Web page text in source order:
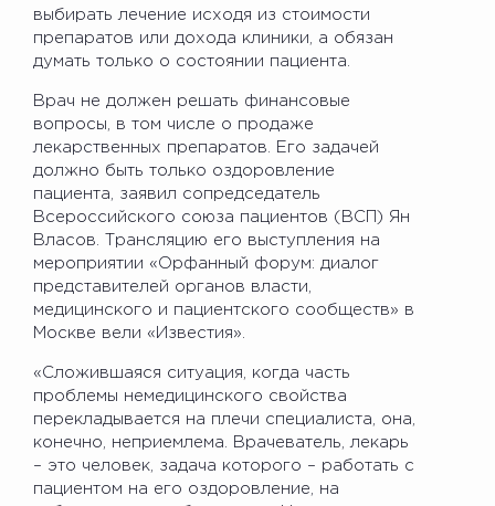
выбирать лечение исходя из стоимости
препаратов или дохода клиники, а обязан
думать только о состоянии пациента.
Врач не должен решать финансовые
вопросы, в том числе о продаже
лекарственных препаратов. Его задачей
должно быть только оздоровление
пациента, заявил сопредседатель
Всероссийского союза пациентов (ВСП) Ян
Власов. Трансляцию его выступления на
мероприятии «Орфанный форум: диалог
представителей органов власти,
медицинского и пациентского сообществ» в
Москве вели «Известия».
«Сложившаяся ситуация, когда часть
проблемы немедицинского свойства
перекладывается на плечи специалиста, она,
конечно, неприемлема. Врачеватель, лекарь
– это человек, задача которого – работать с
пациентом на его оздоровление, на